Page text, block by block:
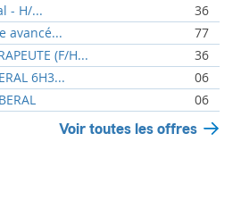
- H/...
36
avancé...
77
(F/H...
36
6H3...
06
06
Voir toutes les offres